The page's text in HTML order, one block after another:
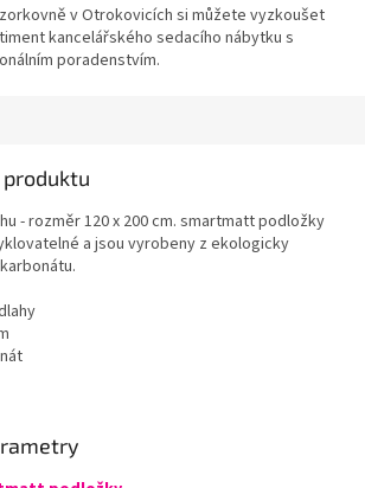
v Otrokovicích si můžete vyzkoušet
kancelářského sedacího nábytku s
poradenstvím.
- rozměr 120 x 200 cm. smartmatt podložky
a jsou vyrobeny z ekologicky